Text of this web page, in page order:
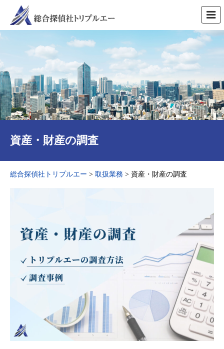
資産・財産の調査
総合探偵社トリプルエー > 取扱業務 > 資産・財産の調査